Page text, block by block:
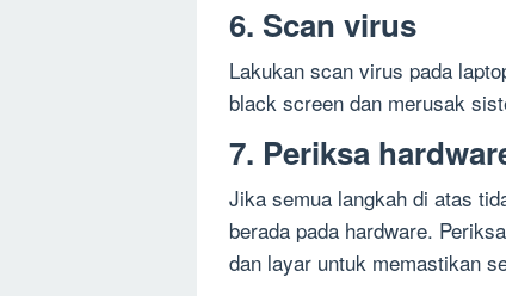
6. Scan virus
Lakukan scan virus pada
black screen dan merusak
7. Periksa
Jika semua langkah di atas
berada pada hardware.
dan layar untuk memastikan